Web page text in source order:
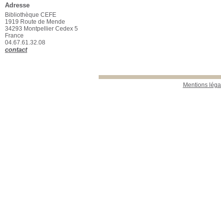
Mentions
Adresse
Bibliothèque CEFE
1919 Route de Mende
34293 Montpellier Cedex 5
France
04.67.61.32.08
contact